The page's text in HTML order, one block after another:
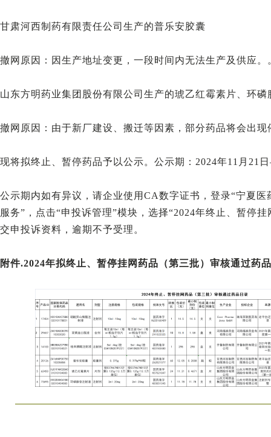
甘肃河西制药有限责任公司生产的普乐安胶囊
撤网原因：因生产地址变更，一段时间内无法生产及供应。
山东方明药业集团股份有限公司生产的琥乙红霉素片、环磷
撤网原因：由于新厂建设、搬迁等因素，部分药品将会出现
现将拟终止、暂停药品予以公示。公示期：2024年11月21
公示期内如有异议，请企业使用CA数字证书，登录“宁夏医
服务”，点击“申投诉管理”模块，选择“2024年终止、暂停
交申投诉资料，逾期不予受理。
附件.2024年拟终止、暂停挂网药品（第三批）审核通过药